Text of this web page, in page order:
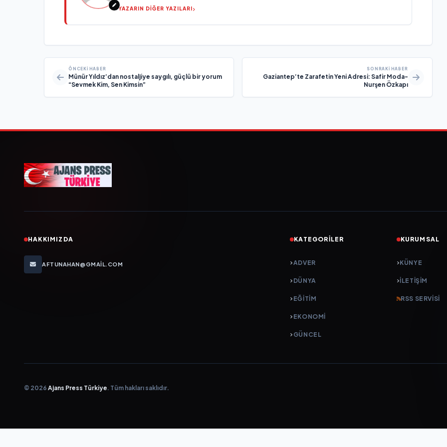
YAZARIN DİĞER YAZILARI
ÖNCEKI HABER
Münür Yıldız’dan nostaljiye saygılı, güçlü bir yorum
“Sevmek Kim, Sen Kimsin”
SONRAKI HABER
Gaziantep’te Zarafetin Yeni Adresi: Safir Moda-
Nurşen Özkapı
HAKKIMIZDA
AFTUNAHAN@GMAIL.COM
KATEGORILER
ADVER
DÜNYA
EĞİTİM
EKONOMİ
GÜNCEL
KURUMSAL
KÜNYE
İLETIŞIM
RSS SERVISI
© 2026 Ajans Press Türkiye. Tüm hakları saklıdır.